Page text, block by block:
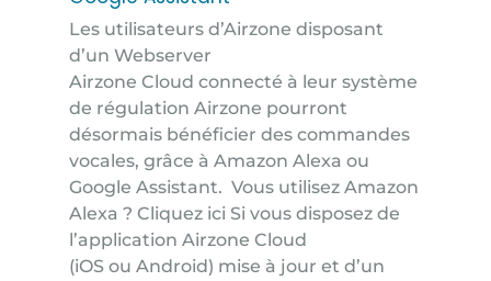
Les utilisateurs d’Airzone disposant
d’un Webserver
Airzone Cloud connecté à leur système
de régulation Airzone pourront
désormais bénéficier des commandes
vocales, grâce à Amazon Alexa ou
Google Assistant. Vous utilisez Amazon
Alexa ? Cliquez ici Si vous disposez de
l’application Airzone Cloud
(iOS ou Android) mise à jour et d’un